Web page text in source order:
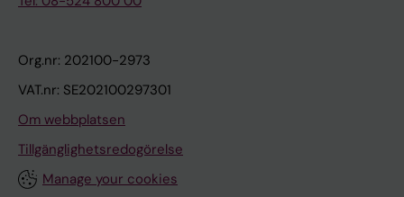
Org.nr: 202100-2973
VAT.nr: SE202100297301
Om webbplatsen
Tillgänglighetsredogörelse
Manage your cookies